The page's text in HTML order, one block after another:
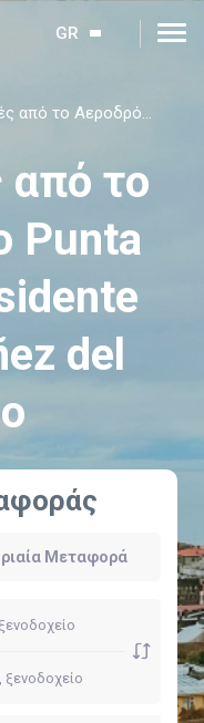
GR
Μεταφορές από το Αεροδρόμιο Punta Arenas Presidente Carlos Ibáñez del Campo
το
Punta
del
Μεταφορά